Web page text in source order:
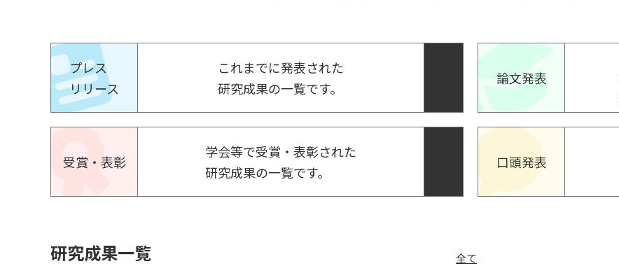
プレス
リリース
これまでに発表された
研究成果の一覧です。
論文発表
受賞・表彰
学会等で受賞・表彰された
研究成果の一覧です。
口頭発表
研究成果一覧 全て